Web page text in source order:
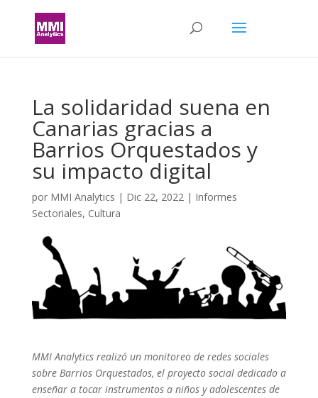
La solidaridad suena en
Canarias gracias a
Barrios Orquestados y
su impacto digital
por MMI Analytics | Dic 22, 2022| Informes
Sectoriales, Cultura
MMI Analytics realizó un monitoreo de redes sociales
sobre Barrios Orquestados, el proyecto social dedicado a
enseñar a tocar instrumentos a niños y adolescentes de